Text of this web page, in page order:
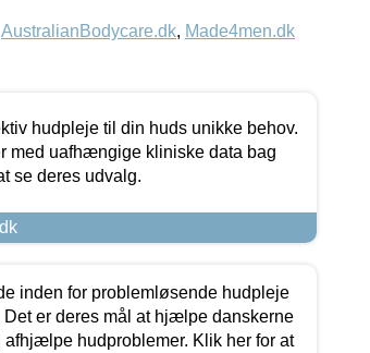
AustralianBodycare.dk, Made4men.dk
hudpleje til din huds unikke behov.
med uafhængige kliniske data bag
se deres udvalg.
inden for problemløsende hudpleje
er deres mål at hjælpe danskerne
hudproblemer. Klik her for at